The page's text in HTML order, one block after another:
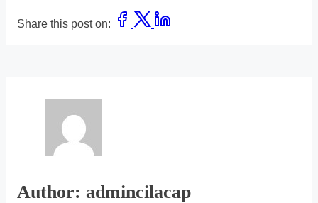
Share this post on:
Author: admincilacap